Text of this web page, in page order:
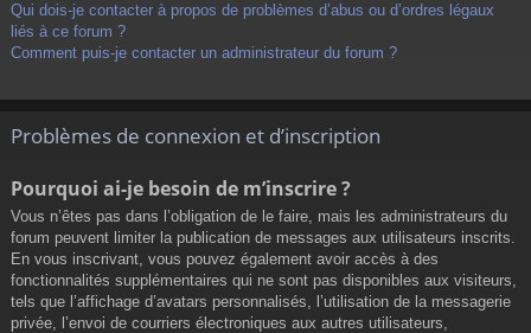
Qui dois-je contacter à propos de problèmes d’abus ou d’ordres légaux
liés à ce forum ?
Comment puis-je contacter un administrateur du forum ?
Problèmes de connexion et d’inscription
Pourquoi ai-je besoin de m’inscrire ?
Vous n’êtes pas dans l’obligation de le faire, mais les administrateurs du
forum peuvent limiter la publication de messages aux utilisateurs inscrits.
En vous inscrivant, vous pouvez également avoir accès à des
fonctionnalités supplémentaires qui ne sont pas disponibles aux visiteurs,
tels que l’affichage d’avatars personnalisés, l’utilisation de la messagerie
privée, l’envoi de courriers électroniques aux autres utilisateurs,